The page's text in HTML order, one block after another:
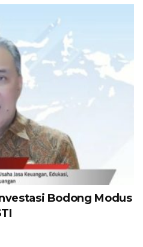
Bodong Modus